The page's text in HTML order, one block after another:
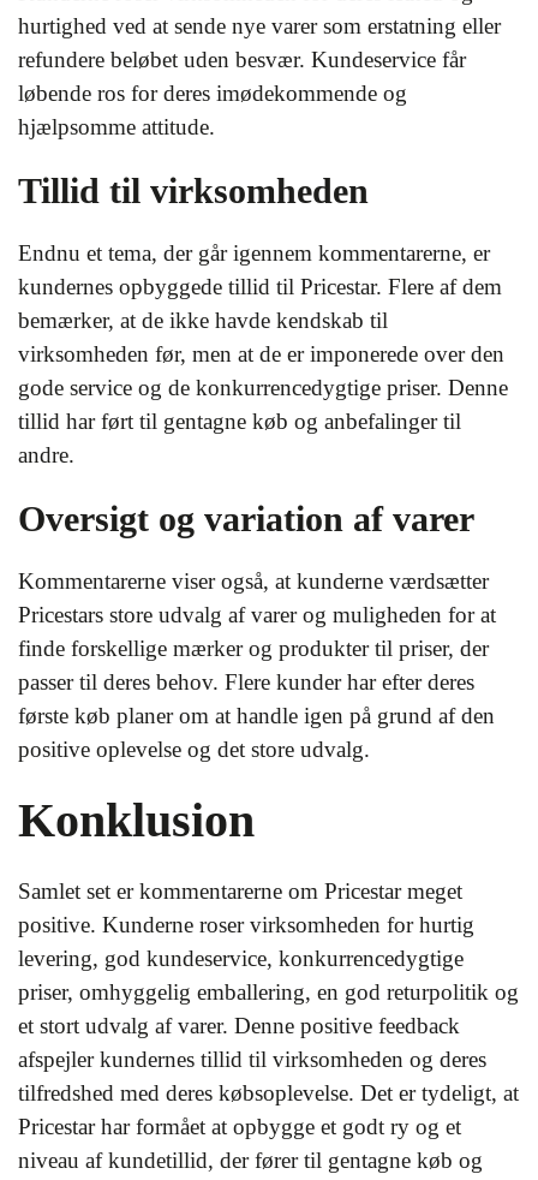
hurtighed ved at sende nye varer som erstatning eller
refundere beløbet uden besvær. Kundeservice får
løbende ros for deres imødekommende og
hjælpsomme attitude.
Tillid til virksomheden
Endnu et tema, der går igennem kommentarerne, er
kundernes opbyggede tillid til Pricestar. Flere af dem
bemærker, at de ikke havde kendskab til
virksomheden før, men at de er imponerede over den
gode service og de konkurrencedygtige priser. Denne
tillid har ført til gentagne køb og anbefalinger til
andre.
Oversigt og variation af varer
Kommentarerne viser også, at kunderne værdsætter
Pricestars store udvalg af varer og muligheden for at
finde forskellige mærker og produkter til priser, der
passer til deres behov. Flere kunder har efter deres
første køb planer om at handle igen på grund af den
positive oplevelse og det store udvalg.
Konklusion
Samlet set er kommentarerne om Pricestar meget
positive. Kunderne roser virksomheden for hurtig
levering, god kundeservice, konkurrencedygtige
priser, omhyggelig emballering, en god returpolitik og
et stort udvalg af varer. Denne positive feedback
afspejler kundernes tillid til virksomheden og deres
tilfredshed med deres købsoplevelse. Det er tydeligt, at
Pricestar har formået at opbygge et godt ry og et
niveau af kundetillid, der fører til gentagne køb og